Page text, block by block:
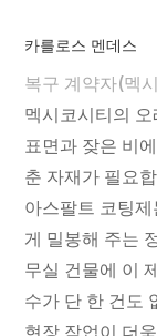
카를로스 멘데스
복구 계약자(멕
멕시코시티의
표면과 잦은 비
춘 자재가 필요
아스팔트 코팅
게 밀봉해 주는
무실 건물에 이
수가 단 한 건도